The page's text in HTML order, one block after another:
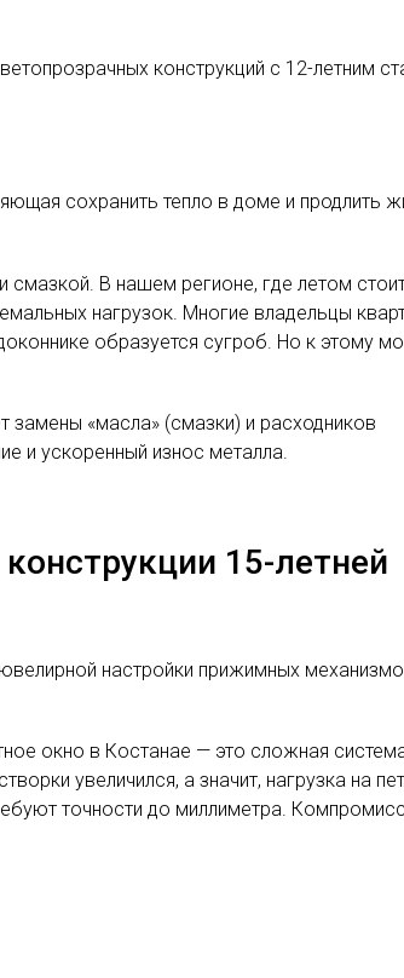
конструкций с 12-летним
сохранить тепло в доме и продлить
В нашем регионе, где летом
нагрузок. Многие владельцы
образуется сугроб. Но к этому
замены «масла» (смазки) и расходников
и ускоренный износ металла.
15-летней
настройки прижимных
окно в Костанае — это сложная
увеличился, а значит, нагрузка на
точности до миллиметра.